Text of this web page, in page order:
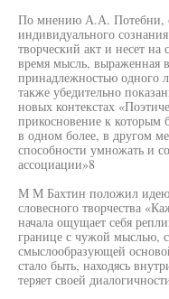
По мнению А.А. Потебни,
индивидуального
творческий акт и несет
время мысль, выраженная
принадлежностью одного
также убедительно
новых контекстах
прикосновение к которым
в одном более, в другом
способности умножать и
ассоциации»8
М М Бахтин положил идею
словесного творчества
начала ощущает себя
границе с чужой мыслью,
смыслообразующей
стало быть, находясь
теряет своей